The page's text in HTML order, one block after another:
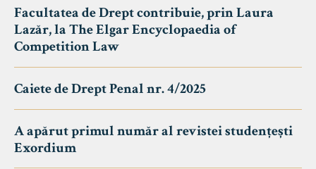
Facultatea de Drept contribuie, prin Laura
Lazăr, la The Elgar Encyclopaedia of
Competition Law
Caiete de Drept Penal nr. 4/2025
A apărut primul număr al revistei studențești
Exordium